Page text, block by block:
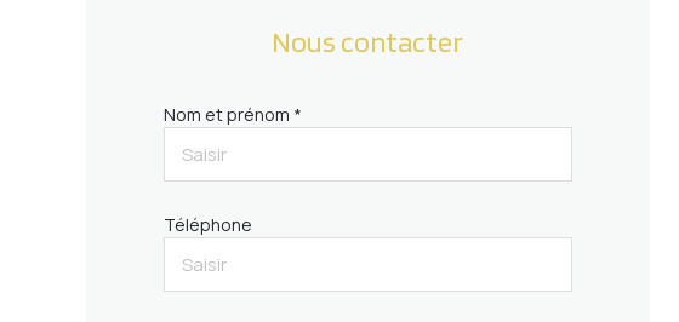
Nous contacter
Nom et prénom *
Téléphone